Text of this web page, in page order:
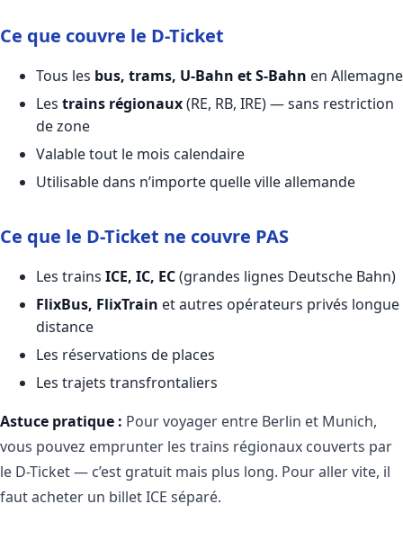
Ce que couvre le D-Ticket
Tous les bus, trams, U-Bahn et S-Bahn en Allemagne
Les trains régionaux(RE, RB, IRE) — sans restriction
de zone
Valable tout le mois calendaire
Utilisable dans n’importe quelle ville allemande
Ce que le D-Ticket ne couvre PAS
Les trains ICE, IC, EC(grandes lignes Deutsche Bahn)
FlixBus, FlixTrain et autres opérateurs privés longue
distance
Les réservations de places
Les trajets transfrontaliers
Astuce pratique : Pour voyager entre Berlin et Munich,
vous pouvez emprunter les trains régionaux couverts par
le D-Ticket — c’est gratuit mais plus long. Pour aller vite, il
faut acheter un billet ICE séparé.